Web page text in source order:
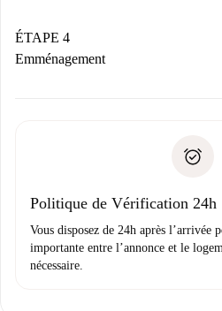
contact avec le propriétaire.
Si refusé : aucun prélèvement
Justificatif de solvabilité
ÉTAPE 4
Emménagement
uniquement si aucun problème
Politique de Vérification 24h
Vous disposez de 24h après l’arrivée
importante entre l’annonce et le
nécessaire.